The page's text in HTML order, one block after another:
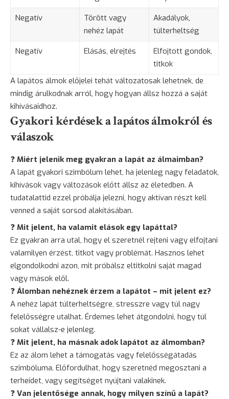
Negatív
Törött vagy
nehéz lapát
Akadályok,
túlterheltség
Negatív
Elásás, elrejtés
Elfojtott gondok,
titkok
A lapátos álmok előjelei tehát változatosak lehetnek, de
mindig árulkodnak arról, hogy hogyan állsz hozzá a saját
kihívásaidhoz.
Gyakori kérdések a lapátos álmokról és
válaszok
❓ Miért jelenik meg gyakran a lapát az álmaimban?
A lapát gyakori szimbólum lehet, ha jelenleg nagy feladatok,
kihívások vagy változások előtt állsz az életedben. A
tudatalattid ezzel próbálja jelezni, hogy aktívan részt kell
venned a saját sorsod alakításában.
❓ Mit jelent, ha valamit elások egy lapáttal?
Ez gyakran arra utal, hogy el szeretnél rejteni vagy elfojtani
valamilyen érzést, titkot vagy problémát. Hasznos lehet
elgondolkodni azon, mit próbálsz eltitkolni saját magad
vagy mások elől.
❓ Álomban nehéznek érzem a lapátot – mit jelent ez?
A nehéz lapát túlterheltségre, stresszre vagy túl nagy
felelősségre utalhat. Érdemes lehet átgondolni, hogy túl
sokat vállalsz-e jelenleg.
❓ Mit jelent, ha másnak adok lapátot az álmomban?
Ez az álom lehet a támogatás vagy felelősségátadás
szimbóluma. Előfordulhat, hogy szeretnéd megosztani a
terheidet, vagy segítséget nyújtani valakinek.
❓ Van jelentősége annak, hogy milyen színű a lapát?